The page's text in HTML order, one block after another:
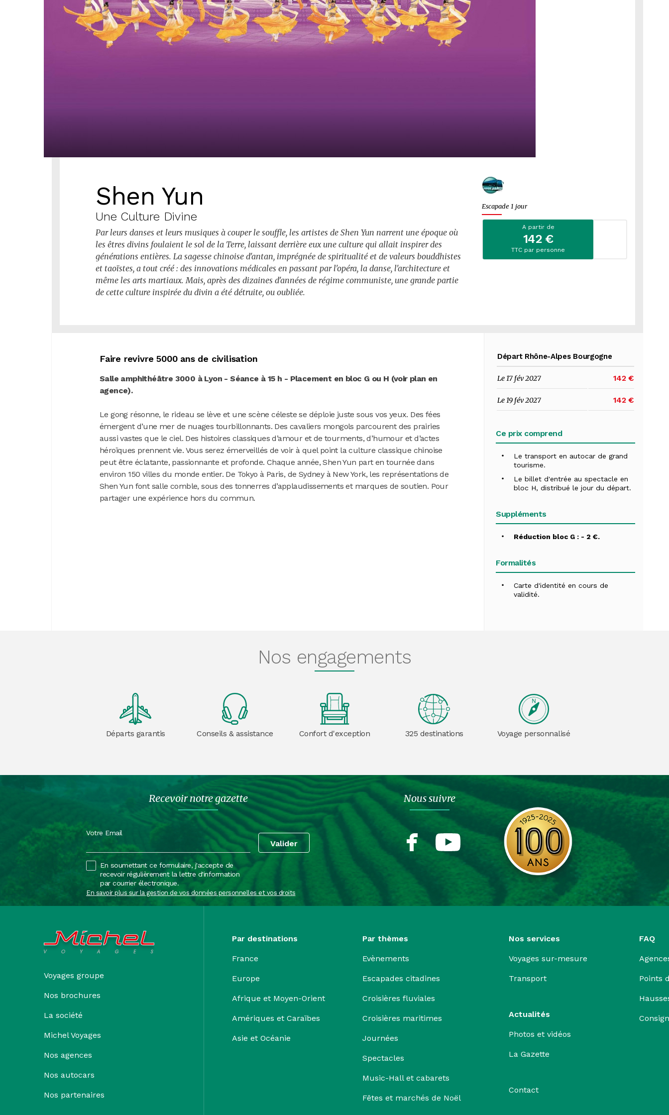
Shen Yun
Une Culture Divine
Par leurs danses et leurs musiques à couper le souffle, les artistes de Shen Yun narrent une époque où
les êtres divins foulaient le sol de la Terre, laissant derrière eux une culture qui allait inspirer des
générations entières. La sagesse chinoise d'antan, imprégnée de spiritualité et de valeurs bouddhistes
et taoïstes, a tout créé : des innovations médicales en passant par l'opéra, la danse, l'architecture et
même les arts martiaux. Mais, après des dizaines d'années de régime communiste, une grande partie
de cette culture inspirée du divin a été détruite, ou oubliée.
Escapade 1 jour
A partir de
142 €
TTC par personne
Faire revivre 5000 ans de civilisation
Salle amphithéâtre 3000 à Lyon - Séance à 15 h - Placement en bloc G ou H (voir plan en
agence).
Le gong résonne, le rideau se lève et une scène céleste se déploie juste sous vos yeux. Des fées
émergent d’une mer de nuages tourbillonnants. Des cavaliers mongols parcourent des prairies
aussi vastes que le ciel. Des histoires classiques d’amour et de tourments, d’humour et d’actes
héroïques prennent vie. Vous serez émerveillés de voir à quel point la culture classique chinoise
peut être éclatante, passionnante et profonde. Chaque année, Shen Yun part en tournée dans
environ 150 villes du monde entier. De Tokyo à Paris, de Sydney à New York, les représentations de
Shen Yun font salle comble, sous des tonnerres d’applaudissements et marques de soutien. Pour
partager une expérience hors du commun.
Départ Rhône-Alpes Bourgogne
Le 17 fév 2027 142 €
Le 19 fév 2027 142 €
Ce prix comprend
Le transport en autocar de grand
tourisme.
Le billet d'entrée au spectacle en
bloc H, distribué le jour du départ.
Suppléments
Réduction bloc G : - 2 €.
Formalités
Carte d'identité en cours de
validité.
Nos engagements
Départs garantis Conseils & assistance Confort d'exception 325 destinations Voyage personnalisé
Recevoir notre gazette
Votre Email
En soumettant ce formulaire, j'accepte de
recevoir régulièrement la lettre d'information
par courrier électronique.
En savoir plus sur la gestion de vos données personnelles et vos droits
Nous suivre
Voyages groupe
Nos brochures
La société
Michel Voyages
Nos agences
Nos autocars
Nos partenaires
Par destinations
France
Europe
Afrique et Moyen-Orient
Amériques et Caraïbes
Asie et Océanie
Par thèmes
Evènements
Escapades citadines
Croisières fluviales
Croisières maritimes
Journées
Spectacles
Music-Hall et cabarets
Fêtes et marchés de Noël
Nos services
Voyages sur-mesure
Transport
Actualités
Photos et vidéos
La Gazette
Contact
FAQ
Points